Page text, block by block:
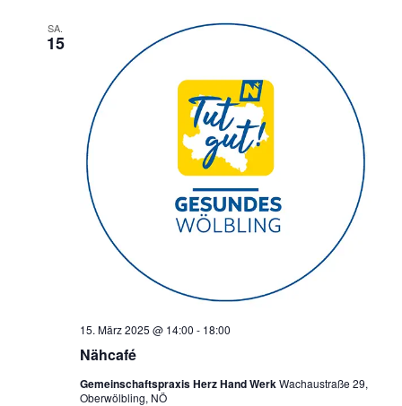
SA.
15
Nähcafé
15. März 2025 @ 14:00 - 18:00
Gemeinschaftspraxis Herz Hand WerkWachaustraße 29,
Oberwölbling, NÖ